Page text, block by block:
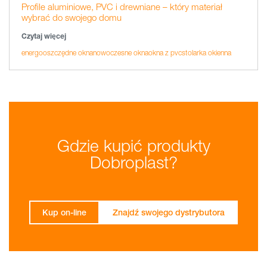
Profile aluminiowe, PVC i drewniane – który materiał
wybrać do swojego domu
Czytaj więcej
energooszczędne oknanowoczesne oknaokna z pvcstolarka okienna
Gdzie kupić produkty
Dobroplast?
Kup on-line Znajdź swojego dystrybutora